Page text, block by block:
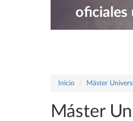
oficiales
Inicio Máster
Máster